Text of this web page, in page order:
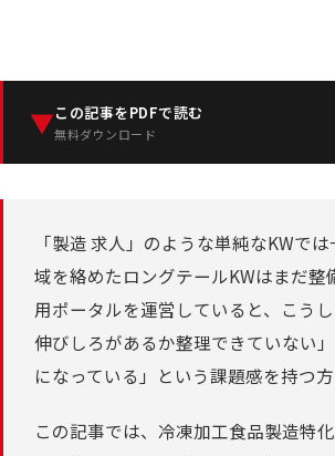
▼この記事をPDFで読む
無料ダウンロード
「製造 求人」のような単純なKWで
域を絡めたロングテールKWはまだ
用ポータルを運営していると、こう
伸びしろがあるか整理できていない
になっている」という課題感を持つ
この記事では、冷凍加工食品製造特